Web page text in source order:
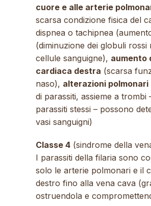
cuore e alle arterie
scarsa condizione fisica del
dispnea o tachipnea
(diminuzione dei globuli
cellule sanguigne), aumento
cardiaca destra (scarsa
naso), alterazioni
di parassiti, assieme a
parassiti stessi – possono
vasi sanguigni)
Classe 4 (sindrome della
I parassiti della filaria sono
solo le arterie polmonari e il
destro fino alla vena cava
ostruendola e